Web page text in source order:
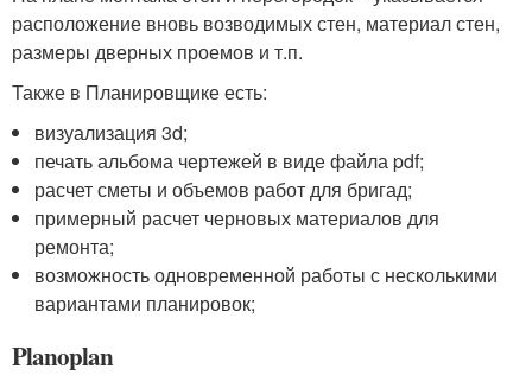
расположение вновь возводимых стен, материал стен,
размеры дверных проемов и т.п.
Также в Планировщике есть:
визуализация 3d;
печать альбома чертежей в виде файла pdf;
расчет сметы и объемов работ для бригад;
примерный расчет черновых материалов для
ремонта;
возможность одновременной работы с несколькими
вариантами планировок;
Planoplan